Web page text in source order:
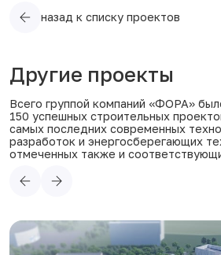
назад к списку проектов
Другие проекты
Всего группой компаний «ФОРА»
150 успешных строительных
самых последних современных
разработок и энергосберегающих
отмеченных также и